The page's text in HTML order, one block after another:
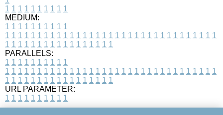
1 1 1 1 1 1 1 1 1 1
MEDIUM:
1 1 1 1 1 1 1 1 1 1
1 1 1 1 1 1 1 1 1 1 1 1 1 1 1 1 1 1 1 1 1 1 1 1 1 1 1 1 1 1 1 1 1
1 1 1 1 1 1 1 1 1 1 1 1 1 1 1 1 1
PARALLELS:
1 1 1 1 1 1 1 1 1 1
1 1 1 1 1 1 1 1 1 1 1 1 1 1 1 1 1 1 1 1 1 1 1 1 1 1 1 1 1 1 1 1 1
1 1 1 1 1 1 1 1 1 1 1 1 1 1 1 1 1
URL PARAMETER:
1 1 1 1 1 1 1 1 1 1